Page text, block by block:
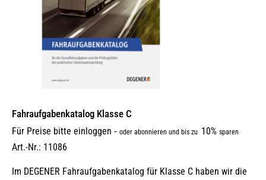
Fahraufgabenkatalog Klasse C
Für Preise bitte einloggen – oder abonnieren und bis zu 10% sparen
Art.-Nr.: 11086
Im DEGENER Fahraufgabenkatalog für Klasse C haben wir die